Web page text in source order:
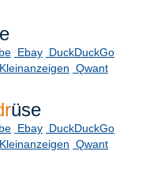
Ebay DuckDuckGo
Kleinanzeigen Qwant
üse
Ebay DuckDuckGo
Kleinanzeigen Qwant